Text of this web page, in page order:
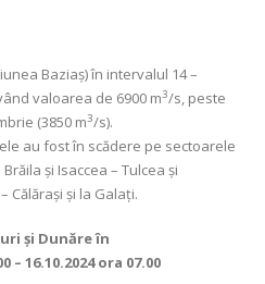
Baziaș) în intervalul 14 –
valoarea de 6900 m3/s, peste
(3850 m3/s).
au fost în scădere pe sectoarele
și Isaccea – Tulcea și
Călărași și la Galați.
și Dunăre în
– 16.10.2024 ora 07.00